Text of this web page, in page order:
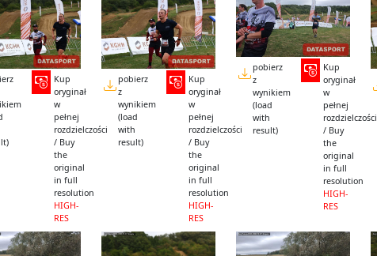
Kup
oryginał
w
pełnej
rozdzielczości
/ Buy
the
original
in full
resolution
HIGH-
RES
pobierz
z
wynikiem
(load
with
result)
Kup
oryginał
w
pełnej
rozdzielczości
/ Buy
the
original
in full
resolution
HIGH-
RES
pobierz
z
wynikiem
(load
with
result)
Kup
oryginał
w
pełnej
rozdzielczości
/ Buy
the
original
in full
resolution
HIGH-
RES